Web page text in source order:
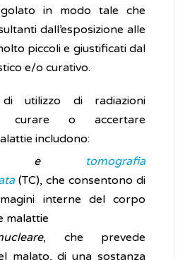
in modo tale che
dall’esposizione alle
piccoli e giustificati dal
e/o curativo.
utilizzo di radiazioni
curare o accertare
includono:
tomografia
(TC), che consentono di
interne del corpo
malattie
, che prevede
malato, di una sostanza